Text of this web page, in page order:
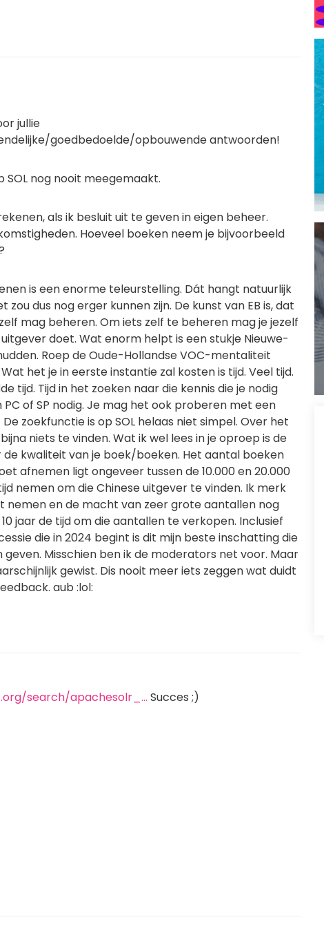
jullie
goedbedoelde/opbouwende antwoorden!
SOL nog nooit meegemaakt.
als ik besluit uit te geven in eigen beheer.
Hoeveel boeken neem je bijvoorbeeld
is een enorme teleurstelling. Dát hangt natuurlijk
dus nog erger kunnen zijn. De kunst van EB is, dat
mag beheren. Om iets zelf te beheren mag je jezelf
doet. Wat enorm helpt is een stukje Nieuwe-
Roep de Oude-Hollandse VOC-mentaliteit
het je in eerste instantie zal kosten is tijd. Veel tijd.
tijd. Tijd in het zoeken naar die kennis die je nodig
of SP nodig. Je mag het ook proberen met een
zoekfunctie is op SOL helaas niet simpel. Over het
niets te vinden. Wat ik wel lees in je oproep is de
kwaliteit van je boek/boeken. Het aantal boeken
afnemen ligt ongeveer tussen de 10.000 en 20.000
nemen om die Chinese uitgever te vinden. Ik merk
nemen en de macht van zeer grote aantallen nog
jaar de tijd om die aantallen te verkopen. Inclusief
die in 2024 begint is dit mijn beste inschatting die
Misschien ben ik de moderators net voor. Maar
gewist. Dis nooit meer iets zeggen wat duidt
aub :lol:
search/apachesolr_… Succes ;)